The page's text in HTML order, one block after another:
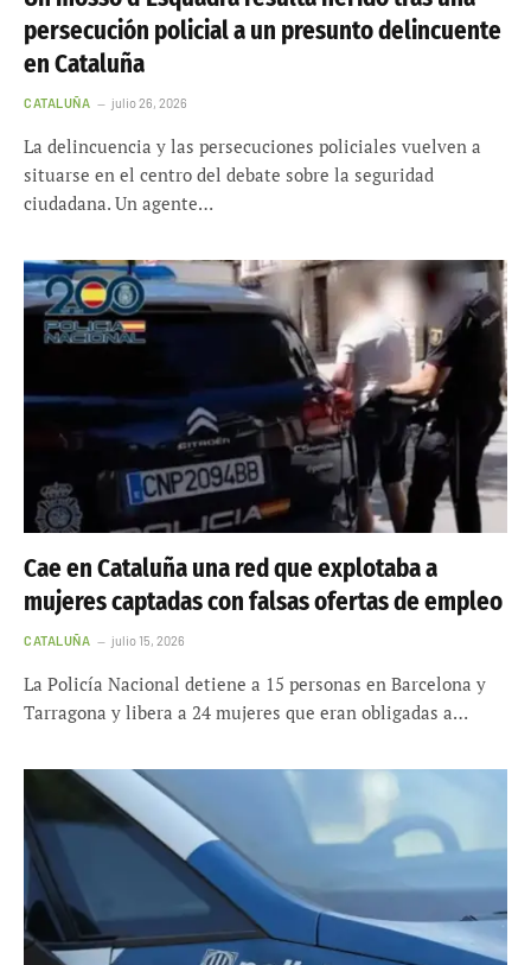
persecución policial a un presunto delincuente
en Cataluña
CATALUÑA julio 26, 2026
La delincuencia y las persecuciones policiales vuelven a
situarse en el centro del debate sobre la seguridad
ciudadana. Un agente…
Cae en Cataluña una red que explotaba a
mujeres captadas con falsas ofertas de empleo
CATALUÑA julio 15, 2026
La Policía Nacional detiene a 15 personas en Barcelona y
Tarragona y libera a 24 mujeres que eran obligadas a…